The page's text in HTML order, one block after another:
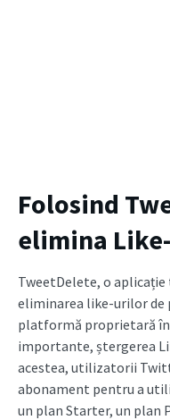
Folosind
elimina
TweetDelete, o
eliminarea like-urilor de
platformă proprietară
importante, ștergerea
acestea, utilizatorii
abonament pentru a
un plan Starter, un plan